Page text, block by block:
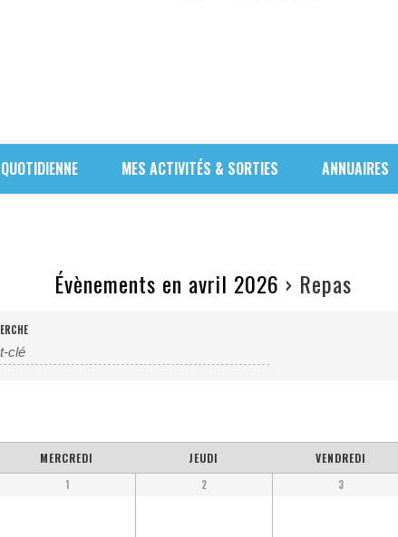
MES ACTIVITÉS & SORTIES ANNUAIRES
Évènements en avril 2026 › Repas
MERCREDI JEUDI VENDREDI
1 2 3